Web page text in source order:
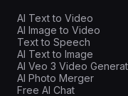
AI Text to Video
AI Image to Video
Text to Speech
AI Text to Image
AI Veo 3 Video
AI Photo Merger
Free AI Chat